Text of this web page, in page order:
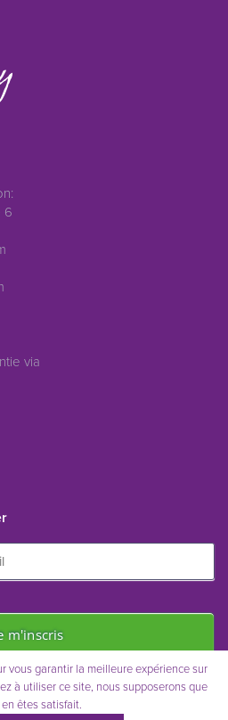
6
via
Saint-Remy © 2021
vous garantir la meilleure expérience sur
à utiliser ce site, nous supposerons que
êtes satisfait.